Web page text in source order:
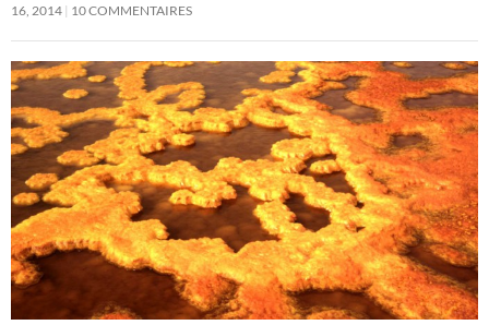
16, 2014 10 COMMENTAIRES